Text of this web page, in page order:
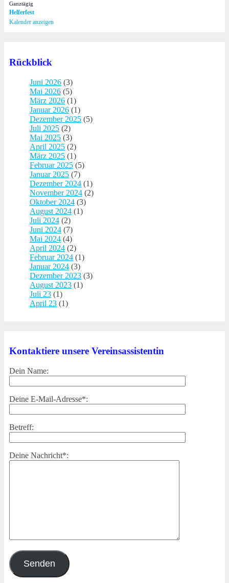
Ganztägig
Helferfest
Kalender anzeigen
Rückblick
Juni 2026 (3)
Mai 2026 (5)
März 2026 (1)
Januar 2026 (1)
Dezember 2025 (5)
Juli 2025 (2)
Mai 2025 (3)
April 2025 (2)
März 2025 (1)
Februar 2025 (5)
Januar 2025 (7)
Dezember 2024 (1)
November 2024 (2)
Oktober 2024 (3)
August 2024 (1)
Juli 2024 (2)
Juni 2024 (7)
Mai 2024 (4)
April 2024 (2)
Februar 2024 (1)
Januar 2024 (3)
Dezember 2023 (3)
August 2023 (1)
Juli 23 (1)
April 23 (1)
Kontaktiere unsere Vereinsassistentin
Dein Name:
Deine E-Mail-Adresse*:
Betreff:
Deine Nachricht*: